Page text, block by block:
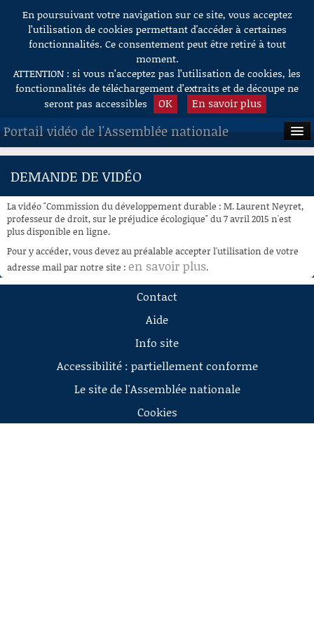
Aller au contenu
En poursuivant votre navigation sur ce site, vous acceptez
l’utilisation de cookies permettant d'accéder à certaines
fonctionnalités. Ce consentement peut être retiré à tout
moment.
ATTENTION : si vous n’acceptez pas l’utilisation de cookies, les
fonctionnalités de téléchargement d’extraits et de découpe ne
seront pas accessibles
OK En savoir plus
Portail vidéo de l'Assemblée nationale
ACCUEIL
À LA DEMANDE
RECHERCHE
AIDE À LA DÉCOUPE
DE VIDÉOS
DEMANDE DE VIDÉO
La vidéo "Commission du développement durable : M. Laurent Neyret,
professeur de droit, sur le préjudice écologique" du 7 avril 2015 n'est
plus disponible en ligne.
Pour y accéder, vous devez au préalable accepter l'utilisation de votre
adresse mail par notre site : en savoir plus.
Contact
Aide
Info site
Accessibilité : partiellement conforme
Le site de l'Assemblée nationale
Cookies